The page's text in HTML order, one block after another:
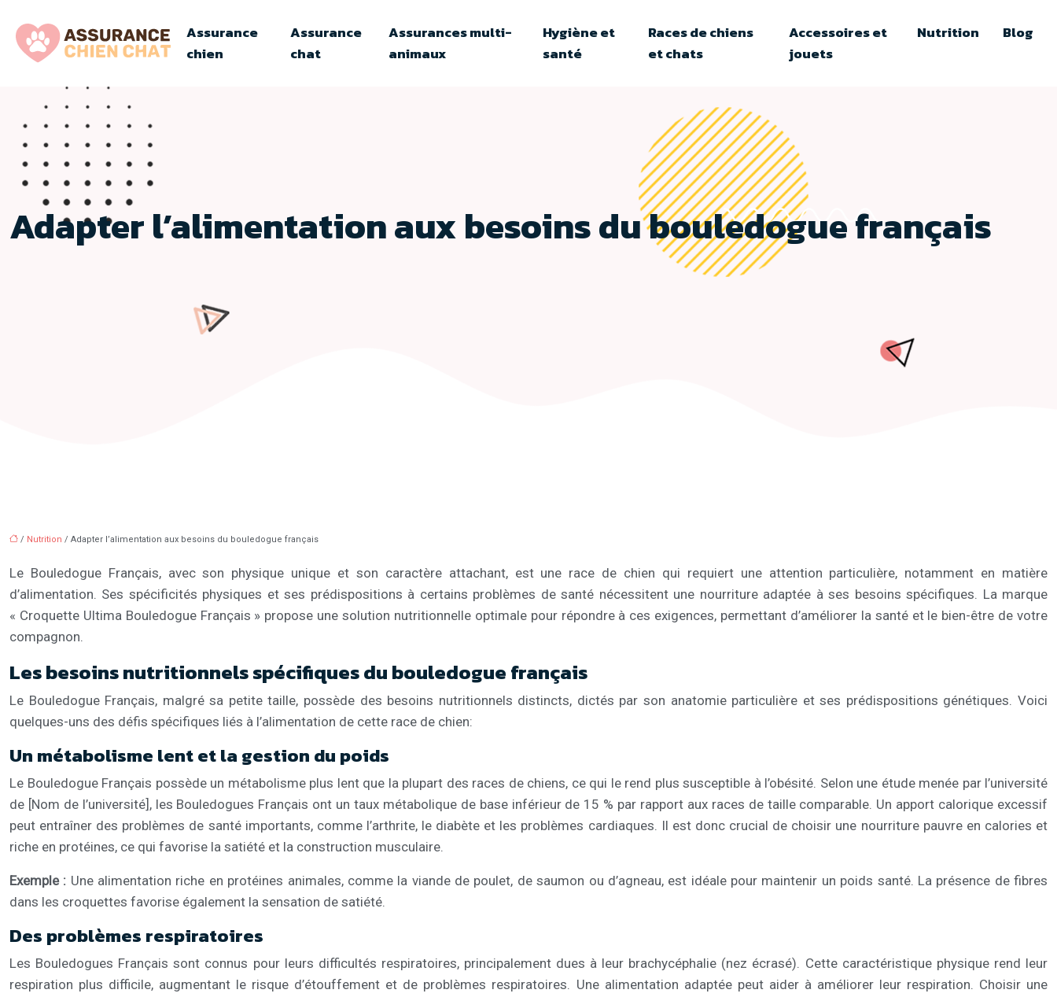
Assurance
chien
Assurance
chat
Assurances multi-
animaux
Hygiène et
santé
Races de chiens
et chats
Accessoires et
jouets
Nutrition Blog
Adapter l’alimentation aux besoins du bouledogue français
/ Nutrition / Adapter l’alimentation aux besoins du bouledogue français
Le Bouledogue Français, avec son physique unique et son caractère attachant, est une race de chien qui requiert une attention particulière, notamment en matière
d’alimentation. Ses spécificités physiques et ses prédispositions à certains problèmes de santé nécessitent une nourriture adaptée à ses besoins spécifiques. La marque
« Croquette Ultima Bouledogue Français » propose une solution nutritionnelle optimale pour répondre à ces exigences, permettant d’améliorer la santé et le bien-être de votre
compagnon.
Les besoins nutritionnels spécifiques du bouledogue français
Le Bouledogue Français, malgré sa petite taille, possède des besoins nutritionnels distincts, dictés par son anatomie particulière et ses prédispositions génétiques. Voici
quelques-uns des défis spécifiques liés à l’alimentation de cette race de chien:
Un métabolisme lent et la gestion du poids
Le Bouledogue Français possède un métabolisme plus lent que la plupart des races de chiens, ce qui le rend plus susceptible à l’obésité. Selon une étude menée par l’université
de [Nom de l’université], les Bouledogues Français ont un taux métabolique de base inférieur de 15 % par rapport aux races de taille comparable. Un apport calorique excessif
peut entraîner des problèmes de santé importants, comme l’arthrite, le diabète et les problèmes cardiaques. Il est donc crucial de choisir une nourriture pauvre en calories et
riche en protéines, ce qui favorise la satiété et la construction musculaire.
Exemple : Une alimentation riche en protéines animales, comme la viande de poulet, de saumon ou d’agneau, est idéale pour maintenir un poids santé. La présence de fibres
dans les croquettes favorise également la sensation de satiété.
Des problèmes respiratoires
Les Bouledogues Français sont connus pour leurs difficultés respiratoires, principalement dues à leur brachycéphalie (nez écrasé). Cette caractéristique physique rend leur
respiration plus difficile, augmentant le risque d’étouffement et de problèmes respiratoires. Une alimentation adaptée peut aider à améliorer leur respiration. Choisir une